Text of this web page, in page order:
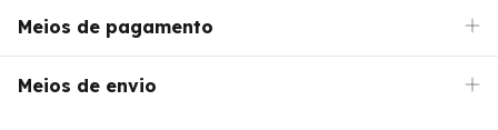
Meios de pagamento
Meios de envio